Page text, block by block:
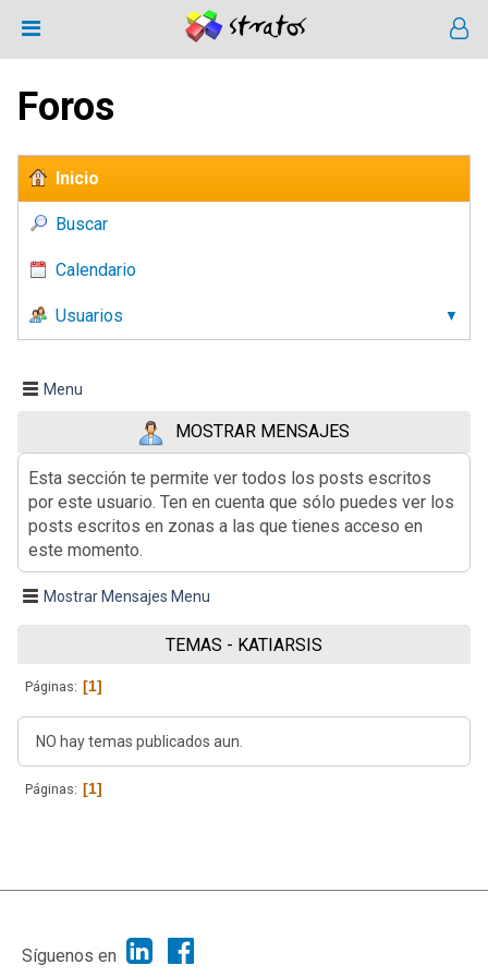
Foros
Inicio
Buscar
Calendario
Usuarios
Menu
MOSTRAR MENSAJES
Esta sección te permite ver todos los posts escritos
por este usuario. Ten en cuenta que sólo puedes ver los
posts escritos en zonas a las que tienes acceso en
este momento.
Mostrar Mensajes Menu
TEMAS - KATIARSIS
Páginas 1
NO hay temas publicados aun.
Páginas 1
|
Síguenos en